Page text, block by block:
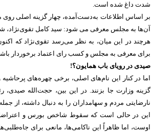
شدت داغ شده است.
بر اساس اطلاعات به‌دست‌آمده، چهار گزینه اصلی روی
آن‌ها به مجلس معرفی می شود: سید کامل تقوی‌نژاد،
هرچند در این میان، به نظر می‌رسد تقوی‌نژاد که
برای معرفی به مجلس و کسب رای اعتماد برخوردار
صیدی در رویای باب همایون؟!
اما در کنار این نام‌های اصلی، برخی چهره‌های
گزینه وزارت جا بزنند. در این بین، حجت‌الله
نارضایتی مردم و سهامداران را به دنبال داشته،
این در حالی است که سقوط شاخص بورس و اعتراضات
اوست، اما ظاهراً این ناکامی‌ها، مانعی برای